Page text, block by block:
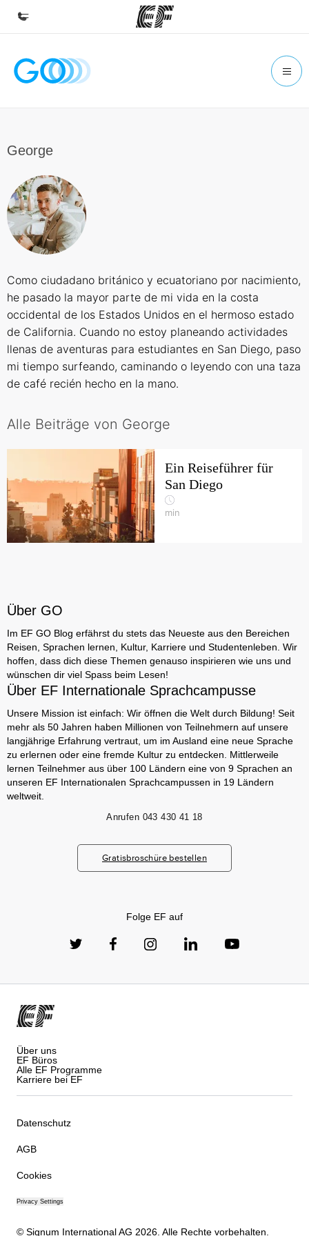
Home
Büros in der Nähe
Über uns
Wer wir sind
George
Como ciudadano británico y ecuatoriano por nacimiento,
he pasado la mayor parte de mi vida en la costa
occidental de los Estados Unidos en el hermoso estado
de California. Cuando no estoy planeando actividades
llenas de aventuras para estudiantes en San Diego, paso
mi tiempo surfeando, caminando o leyendo con una taza
de café recién hecho en la mano.
Alle Beiträge von George
Ein Reiseführer für
San Diego
min
Über GO
Im EF GO Blog erfährst du stets das Neueste aus den Bereichen
Reisen, Sprachen lernen, Kultur, Karriere und Studentenleben. Wir
hoffen, dass dich diese Themen genauso inspirieren wie uns und
wünschen dir viel Spass beim Lesen!
Über EF Internationale Sprachcampusse
Unsere Mission ist einfach: Wir öffnen die Welt durch Bildung! Seit
mehr als 50 Jahren haben Millionen von Teilnehmern auf unsere
langjährige Erfahrung vertraut, um im Ausland eine neue Sprache
zu erlernen oder eine fremde Kultur zu entdecken. Mittlerweile
lernen Teilnehmer aus über 100 Ländern eine von 9 Sprachen an
unseren EF Internationalen Sprachcampussen in 19 Ländern
weltweit.
Anrufen 043 430 41 18
Gratisbroschüre bestellen
Folge EF auf
Über uns
EF Büros
Alle EF Programme
Karriere bei EF
Datenschutz
AGB
Cookies
Privacy Settings
© Signum International AG 2026. Alle Rechte vorbehalten.